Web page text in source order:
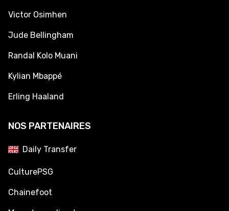
Victor Osimhen
Jude Bellingham
Randal Kolo Muani
Kylian Mbappé
Erling Haaland
NOS PARTENAIRES
Daily Transfer
CulturePSG
Chainefoot